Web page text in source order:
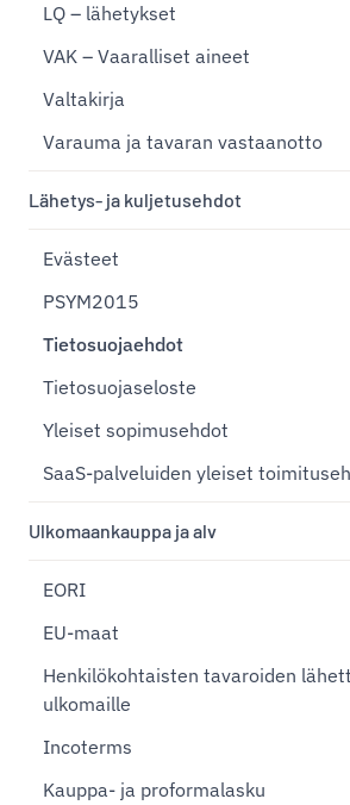
LQ – lähetykset
VAK – Vaaralliset aineet
Valtakirja
Varauma ja tavaran vastaanotto
Lähetys- ja kuljetusehdot
Evästeet
PSYM2015
Tietosuojaehdot
Tietosuojaseloste
Yleiset sopimusehdot
SaaS-palveluiden yleiset
Ulkomaankauppa ja alv
EORI
EU-maat
Henkilökohtaisten tavaroiden
ulkomaille
Incoterms
Kauppa- ja proformalasku